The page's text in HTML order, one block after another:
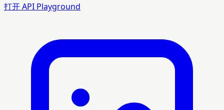
打开 API Playground